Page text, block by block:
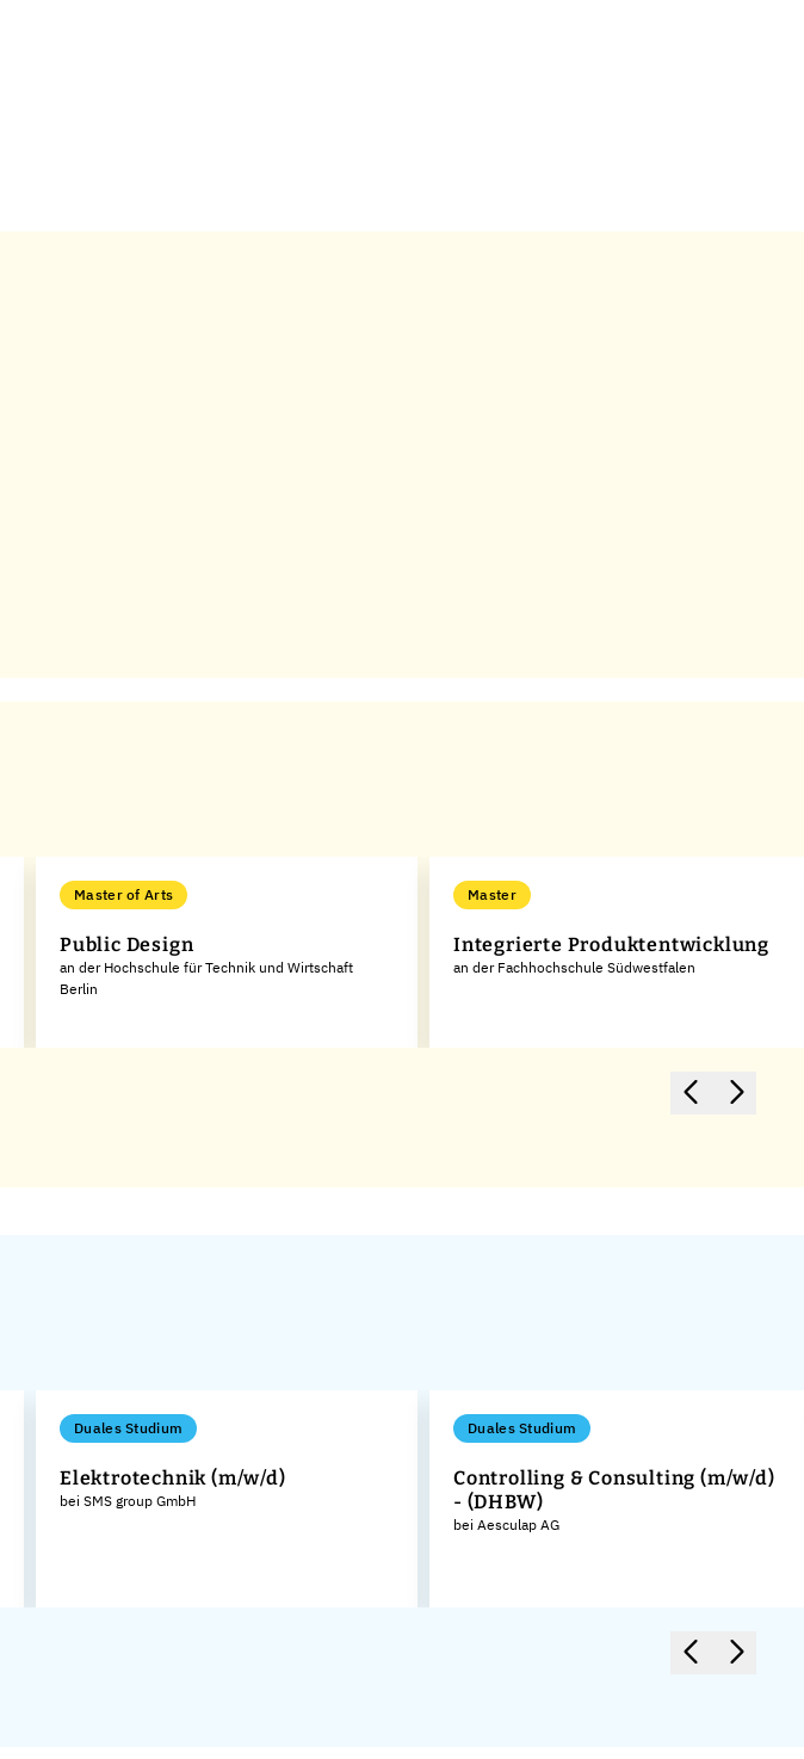
Master of Arts
Public Design
an der Hochschule für Technik und Wirtschaft
Berlin
Master
Integrierte Produktentwicklung
an der Fachhochschule Südwestfalen
Duales Studium
Elektrotechnik (m/w/d)
bei SMS group GmbH
Duales Studium
Controlling & Consulting (m/w/d)
- (DHBW)
bei Aesculap AG